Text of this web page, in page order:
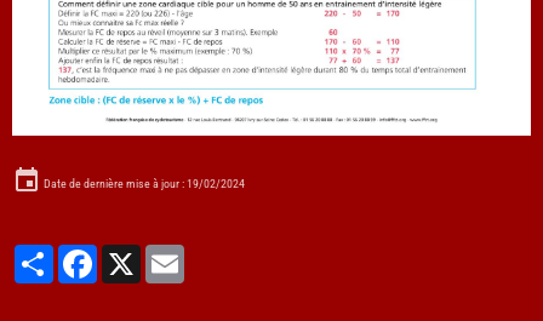
Date de dernière mise à jour : 19/02/2024
Partager Facebook